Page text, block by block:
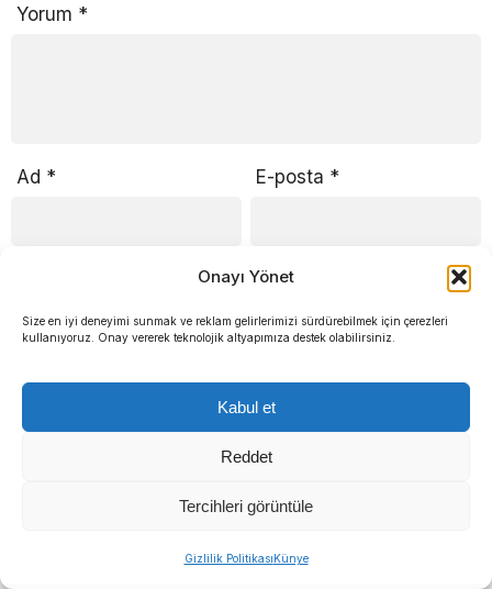
Onayı Yönet
Size en iyi deneyimi sunmak ve reklam gelirlerimizi sürdürebilmek için çerezleri
kullanıyoruz. Onay vererek teknolojik altyapımıza destek olabilirsiniz.
Kabul et
Reddet
Tercihleri görüntüle
Gizlilik PolitikasıKünye
Yorum *
Ad * E-posta *
posta adresim ve site adresim bu tarayıcıya